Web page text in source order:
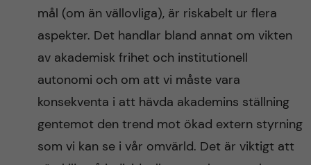
mål (om än vällovliga), är riskabelt ur flera
aspekter. Det handlar bland annat om vikten
av akademisk frihet och institutionell
autonomi och om att vi måste vara
konsekventa i att hävda akademins ställning
gentemot den trend mot ökad extern styrning
som vi kan se i vår omvärld. Det är viktigt att